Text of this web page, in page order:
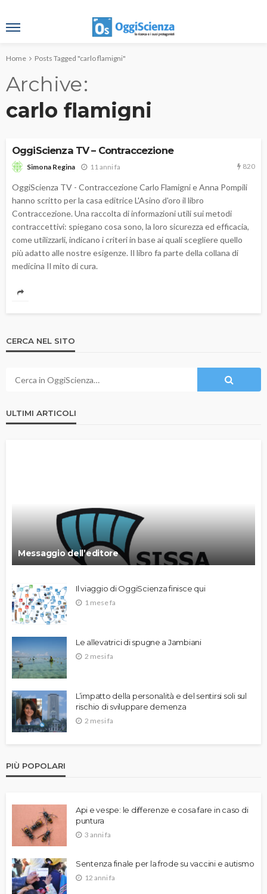
Home Posts Tagged "carlo flamigni"
Archive
carlo flamigni
OggiScienza TV – Contraccezione
Simona Regina 11 anni fa 820
OggiScienza TV - Contraccezione Carlo Flamigni e Anna Pompili
hanno scritto per la casa editrice L'Asino d'oro il libro
Contraccezione. Una raccolta di informazioni utili sui metodi
contraccettivi: spiegano cosa sono, la loro sicurezza ed efficacia,
come utilizzarli, indicano i criteri in base ai quali scegliere quello
più adatto alle nostre esigenze. Il libro fa parte della collana di
medicina Il mito di cura.
CERCA NEL SITO
ULTIMI ARTICOLI
Messaggio dell’editore
Il viaggio di OggiScienza finisce qui
1 mese fa
Le allevatrici di spugne a Jambiani
2 mesi fa
L’impatto della personalità e del sentirsi soli sul
rischio di sviluppare demenza
2 mesi fa
PIÙ POPOLARI
Api e vespe: le differenze e cosa fare in caso di
puntura
3 anni fa
Sentenza finale per la frode su vaccini e autismo
12 anni fa